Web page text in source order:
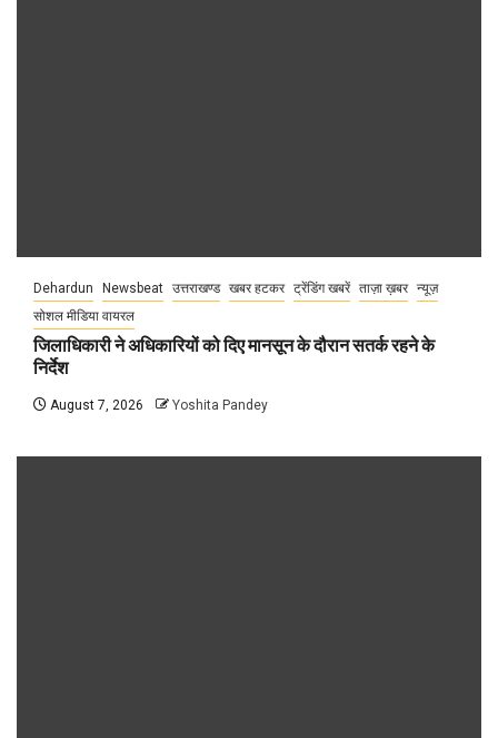
Dehardun Newsbeat उत्तराखण्ड खबर हटकर ट्रेंडिंग खबरें ताज़ा ख़बर न्यूज़
सोशल मीडिया वायरल
जिलाधिकारी ने अधिकारियों को दिए मानसून के दौरान सतर्क रहने के
निर्देश
August 7, 2026 Yoshita Pandey